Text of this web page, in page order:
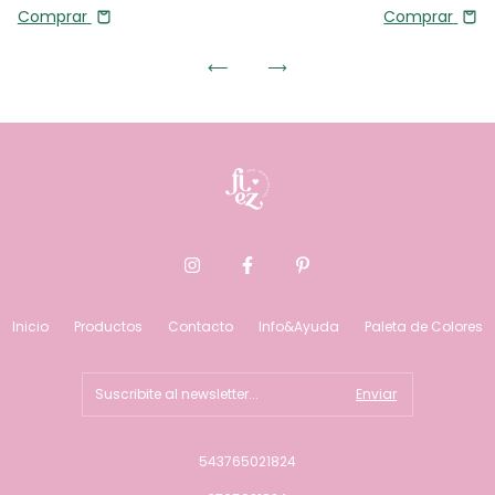
Comprar Comprar
Inicio Productos Contacto Info&Ayuda Paleta de Colores
543765021824